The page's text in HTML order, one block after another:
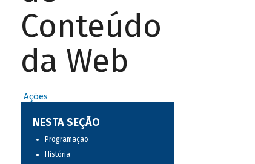
Conteúdo
da Web
Ações
NESTA SEÇÃO
Programação
História